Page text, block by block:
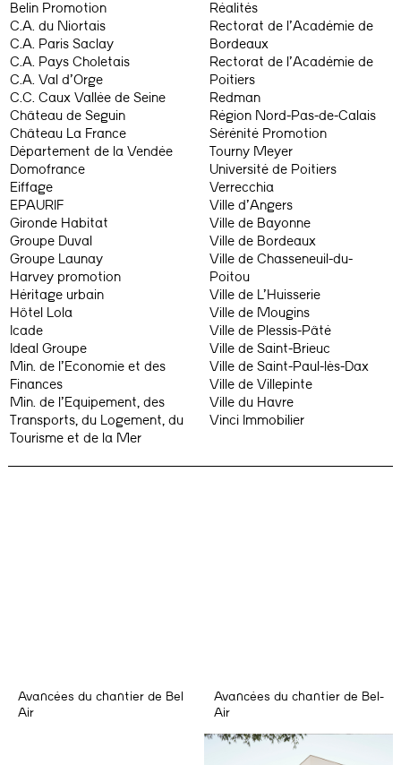
Belin Promotion
C.A. du Niortais
C.A. Paris Saclay
C.A. Pays Choletais
C.A. Val d’Orge
C.C. Caux Vallée de Seine
Château de Seguin
Château La France
Département de la Vendée
Domofrance
Eiffage
EPAURIF
Gironde Habitat
Groupe Duval
Groupe Launay
Harvey promotion
Héritage urbain
Hôtel Lola
Icade
Ideal Groupe
Min. de l’Economie et des
Finances
Min. de l’Equipement, des
Transports, du Logement, du
Tourisme et de la Mer
Réalités
Rectorat de l’Académie de
Bordeaux
Rectorat de l’Académie de
Poitiers
Redman
Région Nord-Pas-de-Calais
Sérénité Promotion
Tourny Meyer
Université de Poitiers
Verrecchia
Ville d’Angers
Ville de Bayonne
Ville de Bordeaux
Ville de Chasseneuil-du-
Poitou
Ville de L’Huisserie
Ville de Mougins
Ville de Plessis-Pâté
Ville de Saint-Brieuc
Ville de Saint-Paul-lès-Dax
Ville de Villepinte
Ville du Havre
Vinci Immobilier
Avancées du chantier de Bel
Air
Avancées du chantier de Bel-
Air